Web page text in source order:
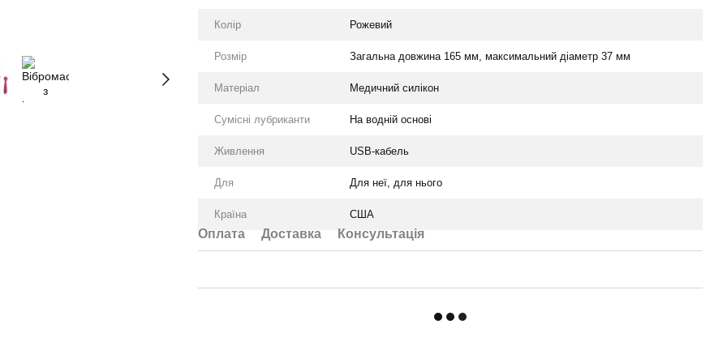
Колір Рожевий
Розмір Загальна довжина 165 мм, максимальний діаметр 37 мм
Матеріал Медичний силікон
Сумісні лубриканти На водній основі
Живлення USB-кабель
Для Для неї, для нього
Країна США
Оплата Доставка Консультація